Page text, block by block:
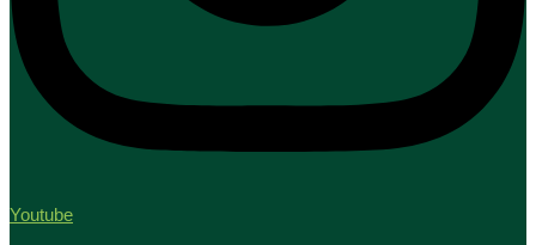
Youtube